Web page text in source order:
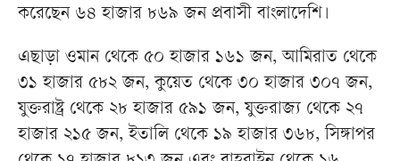
করেছেন ৬৪ হাজার ৮৬৯ জন প্রবাসী বাংলাদেশি।
এছাড়া ওমান থেকে ৫০ হাজার ১৬১ জন, আমিরাত থেকে
৩১ হাজার ৫৮২ জন, কুয়েত থেকে ৩০ হাজার ৩০৭ জন,
যুক্তরাষ্ট্র থেকে ২৮ হাজার ৫৯১ জন, যুক্তরাজ্য থেকে ২৭
হাজার ২১৫ জন, ইতালি থেকে ১৯ হাজার ৩৬৮, সিঙ্গাপর